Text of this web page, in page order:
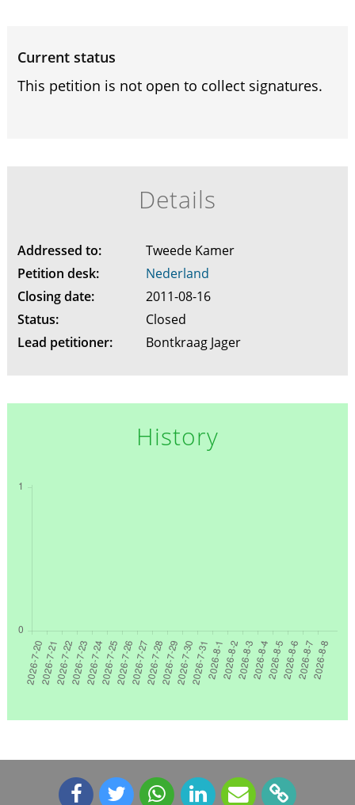
Current status
This petition is not open to collect signatures.
Details
Addressed to:
Tweede Kamer
Petition desk:
Nederland
Closing date:
2011-08-16
Status:
Closed
Lead petitioner:
Bontkraag Jager
History